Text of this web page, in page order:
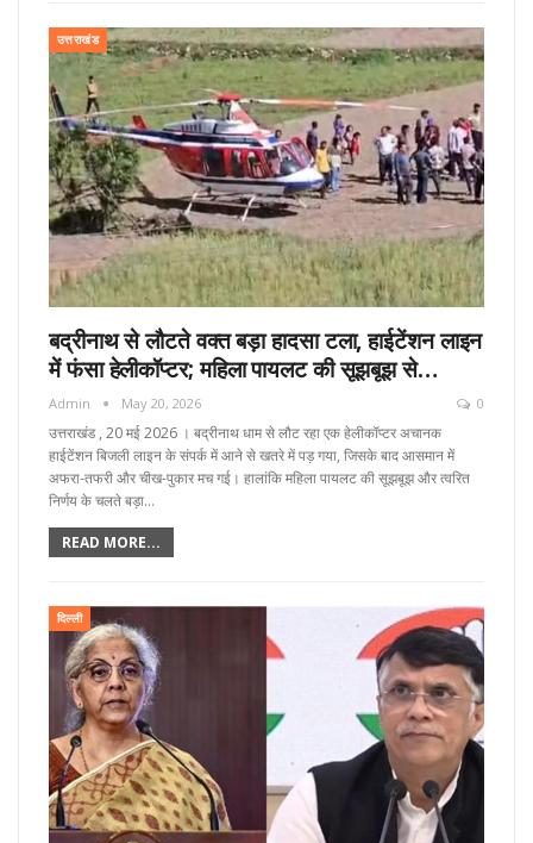
उत्तराखंड
बद्रीनाथ से लौटते वक्त बड़ा हादसा टला, हाईटेंशन लाइन
में फंसा हेलीकॉप्टर; महिला पायलट की सूझबूझ से…
Admin May 20, 2026 0
उत्तराखंड , 20 मई 2026 । बद्रीनाथ धाम से लौट रहा एक हेलीकॉप्टर अचानक
हाईटेंशन बिजली लाइन के संपर्क में आने से खतरे में पड़ गया, जिसके बाद आसमान में
अफरा-तफरी और चीख-पुकार मच गई। हालांकि महिला पायलट की सूझबूझ और त्वरित
निर्णय के चलते बड़ा…
READ MORE...
दिल्ली